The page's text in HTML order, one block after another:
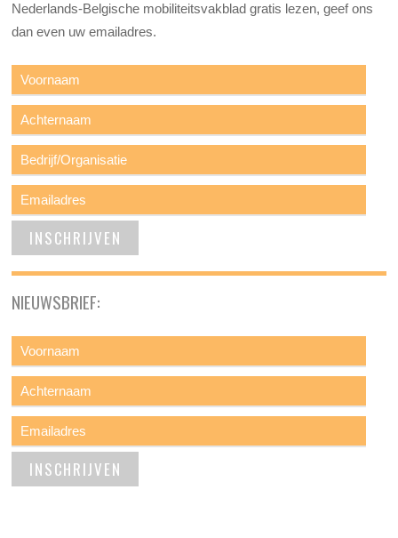
Nederlands-Belgische mobiliteitsvakblad gratis lezen, geef ons
dan even uw emailadres.
NIEUWSBRIEF: